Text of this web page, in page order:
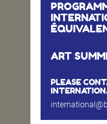
ART
PLEASE